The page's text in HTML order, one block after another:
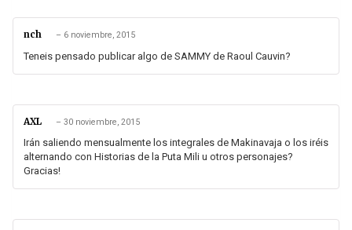
nch – 6 noviembre, 2015
Teneis pensado publicar algo de SAMMY de Raoul Cauvin?
AXL – 30 noviembre, 2015
Irán saliendo mensualmente los integrales de Makinavaja o los iréis
alternando con Historias de la Puta Mili u otros personajes?
Gracias!